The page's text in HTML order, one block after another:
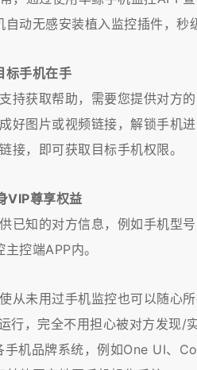
动无感安装植入监控插件，秒
标手机在手
获取帮助，需要您提供对方
图片或视频链接，解锁手机
接，即可获取目标手机权限。
VIP尊享权益
知的对方信息，例如手机型
控端APP内。
未用过手机监控也可以随心
，完全不用担心被对方发现/
机品牌系统，例如One UI、